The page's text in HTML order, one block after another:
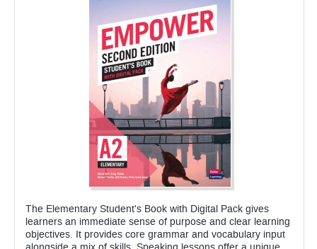
The Elementary Student's Book with Digital Pack gives
learners an immediate sense of purpose and clear learning
objectives. It provides core grammar and vocabulary input